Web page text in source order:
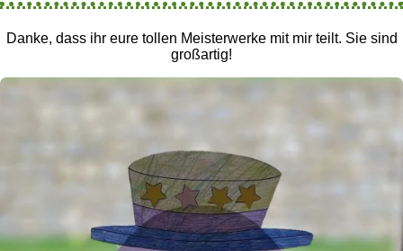
r
g
e
r
e
r
n
e
e
r
n
e
e
r
n
e
e
r
e
r
u
g
d
e
n
Danke, dass ihr eure tollen Meisterwerke mit mir teilt. Sie sind
großartig!